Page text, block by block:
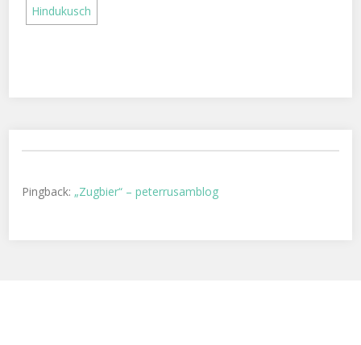
Pingback: „Zugbier“ – peterrusamblog